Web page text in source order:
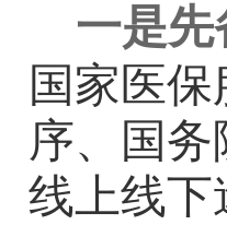
一是先
国家医
序、国
线上线下